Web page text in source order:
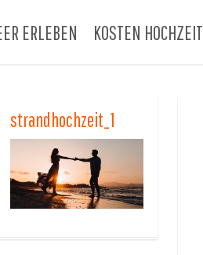
ERLEBEN KOSTEN HOCHZEIT
strandhochzeit_1